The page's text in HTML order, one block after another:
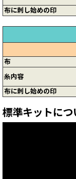
布に刺し始めの印
布
糸内容
布に刺し始めの印
標準キットにつ